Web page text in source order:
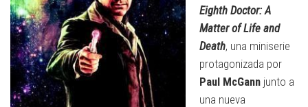
Eighth Doctor: A
Matter of Life and
Death, una miniserie
protagonizada por
Paul McGann junto a
una nueva